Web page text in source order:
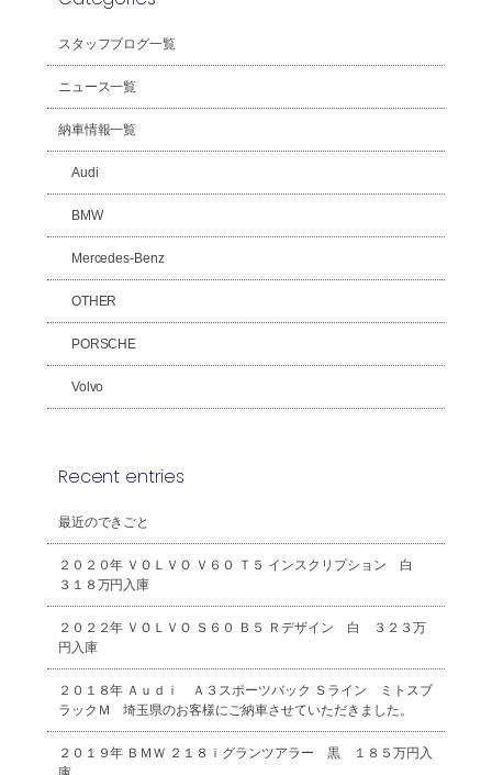
スタッフブログ一覧
ニュース一覧
納車情報一覧
Audi
BMW
Mercedes-Benz
OTHER
PORSCHE
Volvo
Recent entries
最近のできごと
２０２０年 ＶＯＬＶＯ Ｖ６０ Ｔ５ インスクリプション 白
３１８万円入庫
２０２２年 ＶＯＬＶＯ Ｓ６０ Ｂ５ Ｒデザイン 白 ３２３万
円入庫
２０１８年 Ａｕｄｉ Ａ３スポーツバック Ｓライン ミトスブ
ラックＭ 埼玉県のお客様にご納車させていただきました。
２０１９年 ＢＭＷ ２１８ｉグランツアラー 黒 １８５万円入